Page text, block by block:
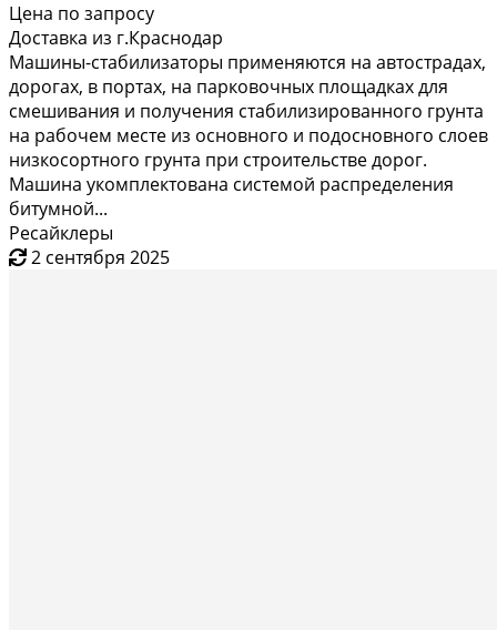
Цена по запросу
Доставка из г.Краснодар
Машины-стабилизаторы применяются на автострадах,
дорогах, в портах, на парковочных площадках для
смешивания и получения стабилизированного грунта
на рабочем месте из основного и подосновного слоев
низкосортного грунта при строительстве дорог.
Машина укомплектована системой распределения
битумной...
Ресайклеры
2 сентября 2025